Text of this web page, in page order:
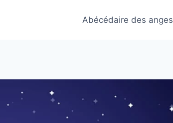
Abécédaire des anges